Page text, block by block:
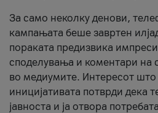
За само неколку денови,
кампањата беше завртен
пораката предизвика
споделувања и коментари на
во медиумите. Интересот што
иницијативата потврди дека
јавноста и ја отвора